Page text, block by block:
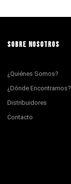
SOBRE NOSOTROS
¿Quiénes Somos?
¿Dónde Encontrarnos?
Distribuidores
Contacto